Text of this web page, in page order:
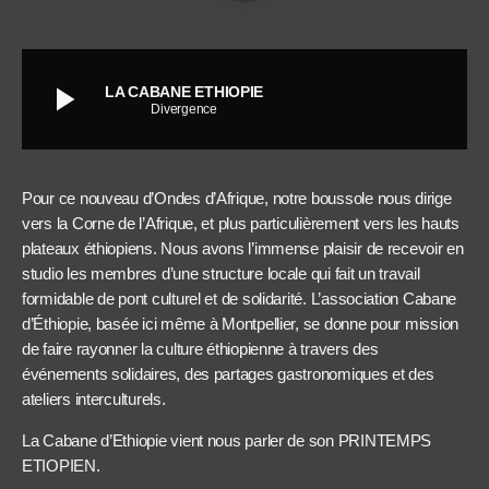
play_arrow LA CABANE ETHIOPIE
Divergence
Pour ce nouveau d’Ondes d’Afrique, notre boussole nous dirige
vers la Corne de l’Afrique, et plus particulièrement vers les hauts
plateaux éthiopiens. Nous avons l’immense plaisir de recevoir en
studio les membres d’une structure locale qui fait un travail
formidable de pont culturel et de solidarité. L’association Cabane
d’Éthiopie, basée ici même à Montpellier, se donne pour mission
de faire rayonner la culture éthiopienne à travers des
événements solidaires, des partages gastronomiques et des
ateliers interculturels.
La Cabane d’Ethiopie vient nous parler de son PRINTEMPS
ETIOPIEN.